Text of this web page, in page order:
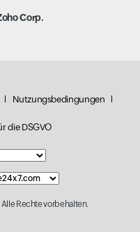
Corp.
Nutzungsbedingungen
die DSGVO
Alle Rechte vorbehalten.